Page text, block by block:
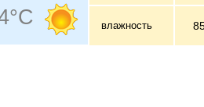
влажность